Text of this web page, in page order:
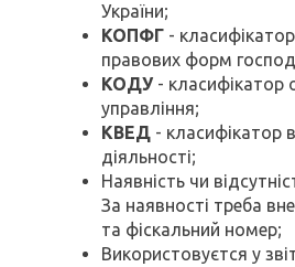
України;
КОПФГ -
правових форм
КОДУ - класифікатор
управління;
КВЕД - класифікатор
діяльності;
Наявність чи
За наявності треба
та фіскальний номер;
Використовуєтся у